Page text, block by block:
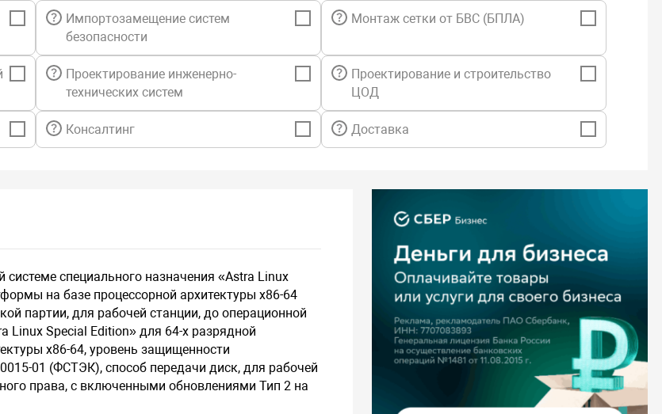
Импортозамещение систем
безопасности
Монтаж сетки от БВС (БПЛА)
Проектирование инженерно-
технических систем
Проектирование и строительство
ЦОД
Консалтинг Доставка
специального назначения «Astra Linux
на базе процессорной архитектуры x86-64
партии, для рабочей станции, до операционной
Linux Special Edition» для 64-х разрядной
х86-64, уровень защищенности
01 (ФСТЭК), способ передачи диск, для рабочей
права, с включенными обновлениями Тип 2 на